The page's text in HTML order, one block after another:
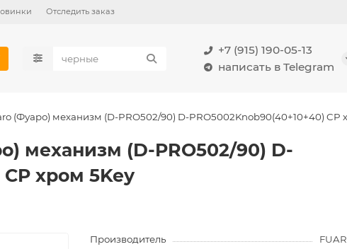
Отследить заказ
+7 (915) 190-05-13
написать в Telegram
(Фуаро) механизм (D-PRO502/90) D-PRO5002Knob90(40+10+40) CP
механизм (D-PRO502/90) D-
хром 5Key
Производитель